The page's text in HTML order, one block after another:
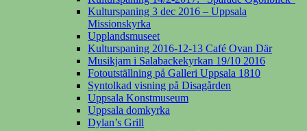
Kulturspaning 3 dec 2016 – Uppsala
Missionskyrka
Upplandsmuseet
Kulturspaning 2016-12-13 Café Ovan Där
Musikjam i Salabackekyrkan 19/10 2016
Fotoutställning på Galleri Uppsala 1810
Syntolkad visning på Disagården
Uppsala Konstmuseum
Uppsala domkyrka
Dylan’s Grill